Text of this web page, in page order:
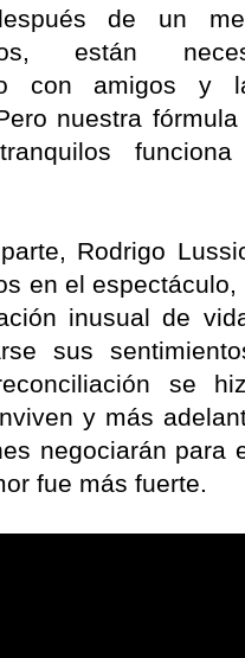
de un
están
con amigos y
nuestra
Rodrigo
en el espectáculo,
inusual de
sus
se
y más
negociarán para
fue más fuerte.